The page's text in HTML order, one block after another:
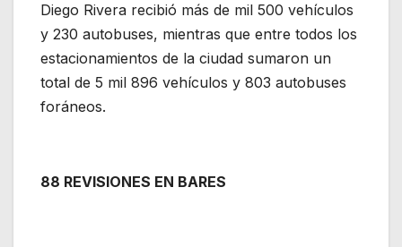
Diego Rivera recibió más de mil 500 vehículos
y 230 autobuses, mientras que entre todos los
estacionamientos de la ciudad sumaron un
total de 5 mil 896 vehículos y 803 autobuses
foráneos.
88 REVISIONES EN BARES